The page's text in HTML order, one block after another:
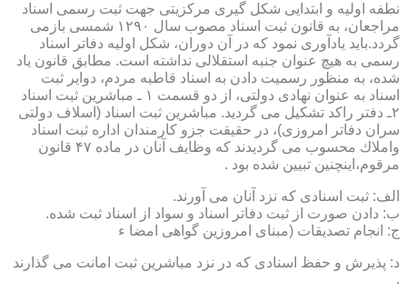
نطفه اولیه و ابتدایی شكل گیری مركزیتی جهت ثبت رسمی اسناد
مراجعان، به قانون ثبت اسناد مصوب سال ۱۲۹۰ شمسی بازمی
گردد.باید یادآوری نمود كه در آن دوران، شكل اولیه دفاتر اسناد
رسمی به هیچ عنوان جنبه استقلالی نداشته است. مطابق قانون یاد
شده، به منظور رسمیت دادن به اسناد قاطبه مردم، دوایر ثبت
اسناد به عنوان نهادی دولتی، از دو قسمت ۱ ـ مباشرین ثبت اسناد
۲ـ دفتر راكد تشكیل می گردید. مباشرین ثبت اسناد (اسلاف دولتی
سران دفاتر امروزی)، در حقیقت جزو كارمندان اداره ثبت اسناد
واملاك محسوب می گردیدند كه وظایف آنان در ماده ۴۷ قانون
مرقوم،اینچنین تبیین شده بود .
الف: ثبت اسنادی كه نزد آنان می آورند.
ب: دادن صورت از ثبت دفاتر اسناد و سواد از اسناد ثبت شده.
ج: انجام تصدیقات (مبنای امروزین گواهی امضا ء
د: پذیرش و حفظ اسنادی كه در نزد مباشرین ثبت امانت می گذارند
.